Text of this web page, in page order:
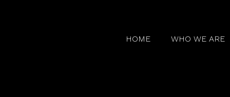
HOME WHO WE ARE